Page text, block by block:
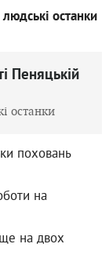
останки
Пеняцькій
останки
поховань
на
на двох